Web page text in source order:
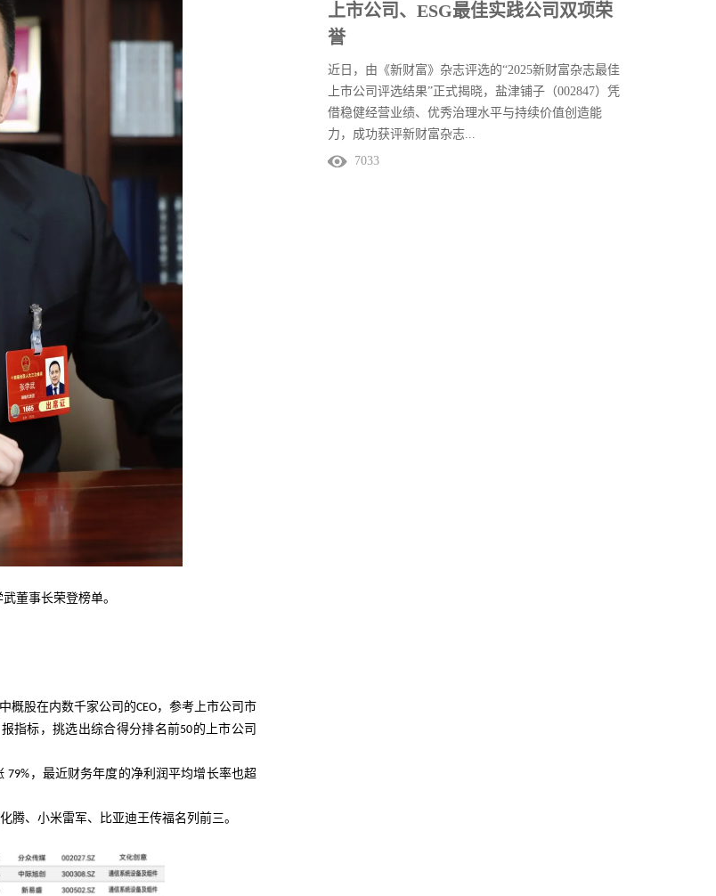
董事长荣登榜单。
概股在内数千家公司的CEO，参考上市公司市
指标，挑选出综合得分排名前50的上市公司
79% ，最近财务年度的净利润平均增长率也超
腾、小米雷军、比亚迪王传福名列前三。
动作用，用好优质农副产品资源，让更多农民成为企
业发展的...
上市公司、ESG最佳实践公司双项荣
誉
近日，由《新财富》杂志评选的“2025新财富杂志最佳
上市公司评选结果”正式揭晓，盐津铺子（002847）凭
借稳健经营业绩、优秀治理水平与持续价值创造能
力，成功获评新财富杂志...
7033